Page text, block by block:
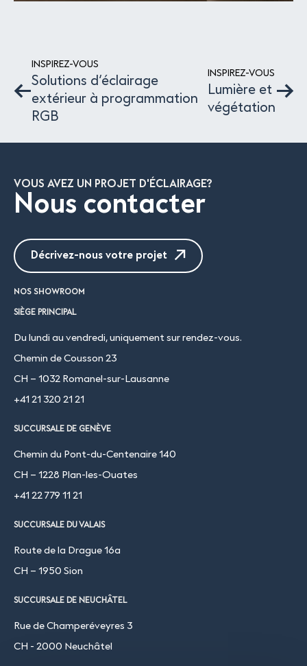
INSPIREZ-VOUS
Solutions d’éclairage
extérieur à programmation
RGB
INSPIREZ-VOUS
Lumière et
végétation
VOUS AVEZ UN PROJET D'ÉCLAIRAGE?
Nous contacter
Décrivez-nous votre projet
NOS SHOWROOM
SIÈGE PRINCIPAL
Du lundi au vendredi, uniquement sur rendez-vous.
Chemin de Cousson 23
CH – 1032 Romanel-sur-Lausanne
+41 21 320 21 21
SUCCURSALE DE GENÈVE
Chemin du Pont-du-Centenaire 140
CH – 1228 Plan-les-Ouates
+41 22 779 11 21
SUCCURSALE DU VALAIS
Route de la Drague 16a
CH – 1950 Sion
SUCCURSALE DE NEUCHÂTEL
Rue de Champeréveyres 3
CH - 2000 Neuchâtel